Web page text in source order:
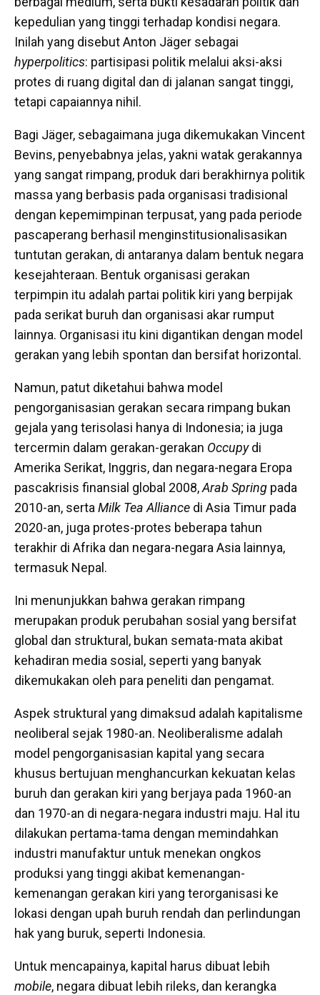
kepedulian yang tinggi terhadap kondisi negara.
Inilah yang disebut Anton Jäger sebagai
hyperpolitics: partisipasi politik melalui aksi-aksi
protes di ruang digital dan di jalanan sangat tinggi,
tetapi capaiannya nihil.
Bagi Jäger, sebagaimana juga dikemukakan Vincent
Bevins, penyebabnya jelas, yakni watak gerakannya
yang sangat rimpang, produk dari berakhirnya politik
massa yang berbasis pada organisasi tradisional
dengan kepemimpinan terpusat, yang pada periode
pascaperang berhasil menginstitusionalisasikan
tuntutan gerakan, di antaranya dalam bentuk negara
kesejahteraan. Bentuk organisasi gerakan
terpimpin itu adalah partai politik kiri yang berpijak
pada serikat buruh dan organisasi akar rumput
lainnya. Organisasi itu kini digantikan dengan model
gerakan yang lebih spontan dan bersifat horizontal.
Namun, patut diketahui bahwa model
pengorganisasian gerakan secara rimpang bukan
gejala yang terisolasi hanya di Indonesia; ia juga
tercermin dalam gerakan-gerakan Occupydi
Amerika Serikat, Inggris, dan negara-negara Eropa
pascakrisis finansial global 2008,Arab Spring pada
2010-an, sertaMilk Tea Alliance di Asia Timur pada
2020-an, juga protes-protes beberapa tahun
terakhir di Afrika dan negara-negara Asia lainnya,
termasuk Nepal.
Ini menunjukkan bahwa gerakan rimpang
merupakan produk perubahan sosial yang bersifat
global dan struktural, bukan semata-mata akibat
kehadiran media sosial, seperti yang banyak
dikemukakan oleh para peneliti dan pengamat.
Aspek struktural yang dimaksud adalah kapitalisme
neoliberal sejak 1980-an. Neoliberalisme adalah
model pengorganisasian kapital yang secara
khusus bertujuan menghancurkan kekuatan kelas
buruh dan gerakan kiri yang berjaya pada 1960-an
dan 1970-an di negara-negara industri maju. Hal itu
dilakukan pertama-tama dengan memindahkan
industri manufaktur untuk menekan ongkos
produksi yang tinggi akibat kemenangan-
kemenangan gerakan kiri yang terorganisasi ke
lokasi dengan upah buruh rendah dan perlindungan
hak yang buruk, seperti Indonesia.
Untuk mencapainya, kapital harus dibuat lebih
mobile, negara dibuat lebih rileks, dan kerangka